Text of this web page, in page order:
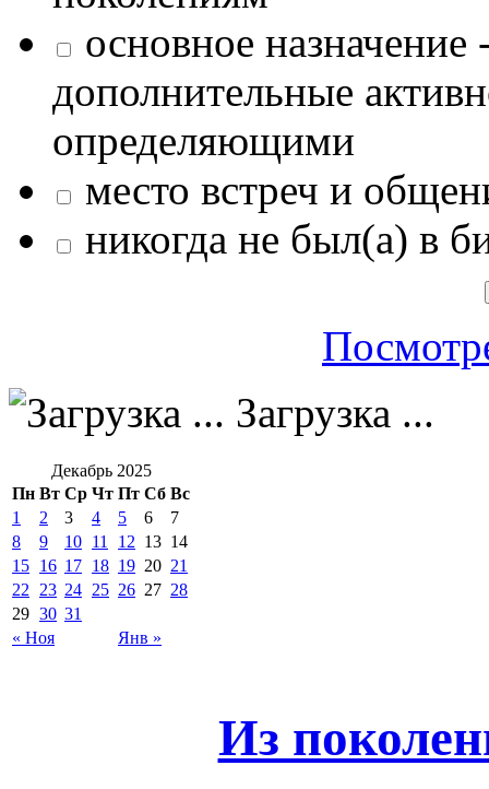
основное назначение
дополнительные
определяющими
место встреч и
никогда не был(а) в
Загрузка ...
Декабрь 2025
Пн Вт Ср Чт Пт Сб Вс
« Ноя Янв »
1 2 3 4 5 6
7
8
9 10 11 12 13 14
15 16 17 18 19 20 21
22
23 24 25 26 27 28
29 30 31
Из